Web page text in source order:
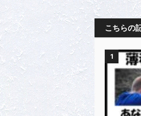
こちらの
1